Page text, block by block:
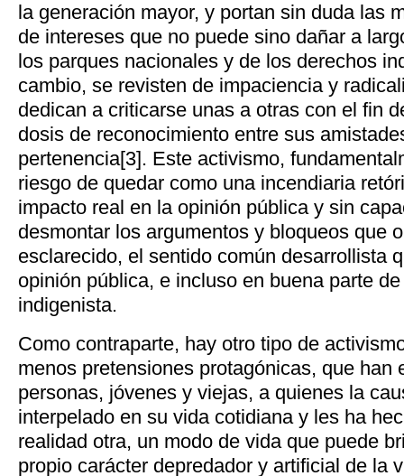
la generación mayor, y portan sin duda las
de intereses que no puede sino dañar a
los parques nacionales y de los derechos
cambio, se revisten de impaciencia y
dedican a criticarse unas a otras con el fin
dosis de reconocimiento entre sus
pertenencia[3]. Este activismo,
riesgo de quedar como una incendiaria
impacto real en la opinión pública y sin
desmontar los argumentos y bloqueos que
esclarecido, el sentido común desarrollista
opinión pública, e incluso en buena parte
indigenista.
Como contraparte, hay otro tipo de
menos pretensiones protagónicas, que han
personas, jóvenes y viejas, a quienes la
interpelado en su vida cotidiana y les ha
realidad otra, un modo de vida que puede
propio carácter depredador y artificial de la